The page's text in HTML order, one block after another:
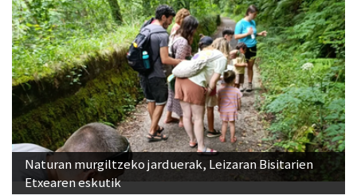
Naturan murgiltzeko jarduerak, Leizaran Bisitarien
Etxearen eskutik